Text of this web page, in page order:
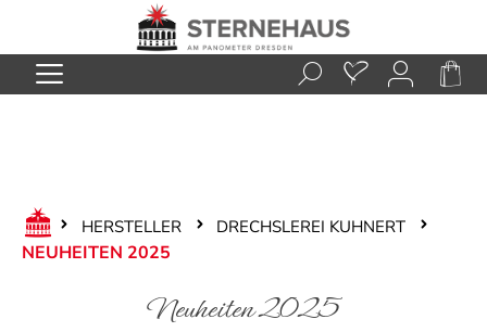
Zum Hauptinhalt springen
HERSTELLER DRECHSLEREI KUHNERT
NEUHEITEN 2025
Neuheiten 2025